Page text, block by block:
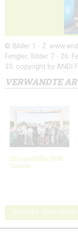
© Bilder 1 - 2:
Fengler; Bilder 7 - 26:
33: copyright by ANDI
VERWANDTE
3Kings3Hills 2026:
Galerie
Schreibe einen